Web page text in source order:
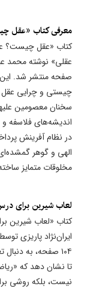
معرفی کتاب «عقل
کتاب «عقل چیست؟
صفحه منتشر شد.
چیستی و چرایی عقل
سخنان معصومین
اندیشه‌های فلاسفه
در نظام آفرینش
الهی و گوهر
مخلوقات متمایز
​لعاب شیرین برای
کتاب «لعاب شیرین
ایران‌نژاد پاریزی
۱۰۴ صفحه، به
تا نشان دهد که
نیست، بلکه روشی